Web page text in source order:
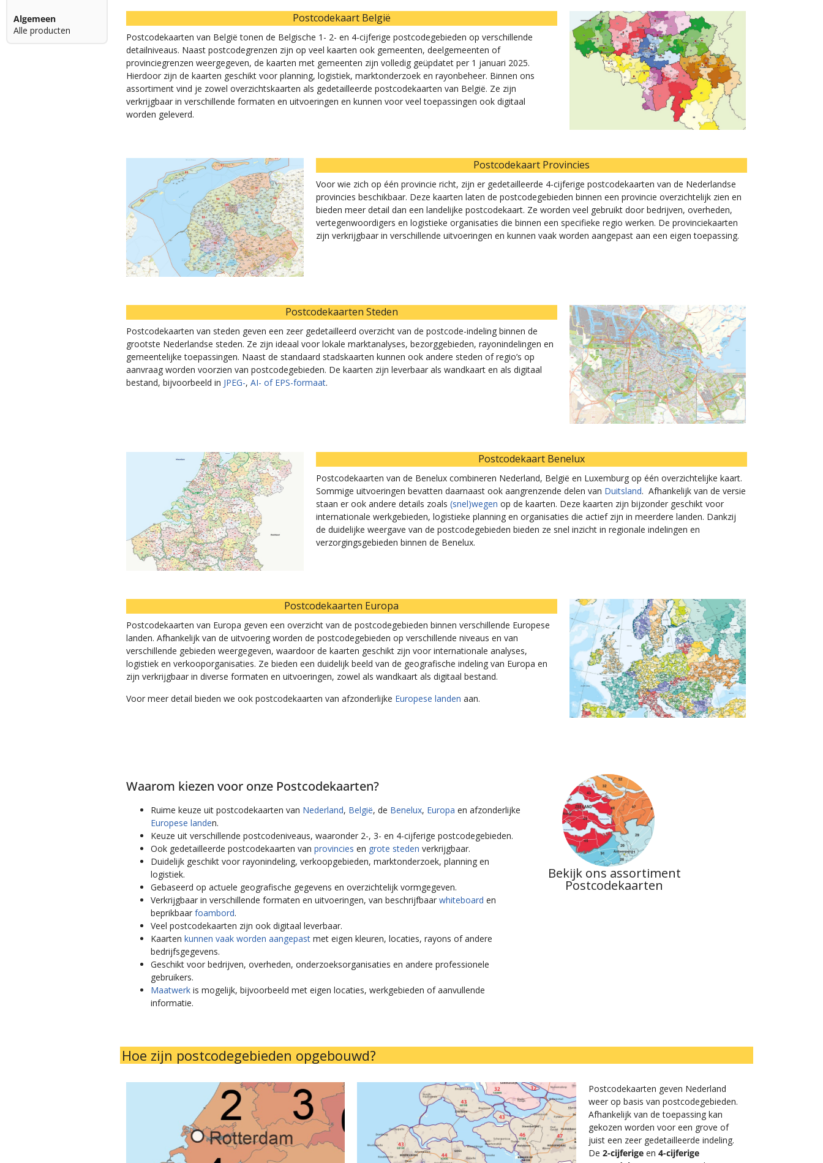
Algemeen
Alle producten
Postcodekaart België
Postcodekaarten van België tonen de Belgische 1- 2- en 4-cijferige postcodegebieden op verschillende
detailniveaus. Naast postcodegrenzen zijn op veel kaarten ook gemeenten, deelgemeenten of
provinciegrenzen weergegeven, de kaarten met gemeenten zijn volledig geüpdatet per 1 januari 2025.
Hierdoor zijn de kaarten geschikt voor planning, logistiek, marktonderzoek en rayonbeheer. Binnen ons
assortiment vind je zowel overzichtskaarten als gedetailleerde postcodekaarten van België. Ze zijn
verkrijgbaar in verschillende formaten en uitvoeringen en kunnen voor veel toepassingen ook digitaal
worden geleverd.
Postcodekaart Provincies
Voor wie zich op één provincie richt, zijn er gedetailleerde 4-cijferige postcodekaarten van de Nederlandse
provincies beschikbaar. Deze kaarten laten de postcodegebieden binnen een provincie overzichtelijk zien en
bieden meer detail dan een landelijke postcodekaart. Ze worden veel gebruikt door bedrijven, overheden,
vertegenwoordigers en logistieke organisaties die binnen een specifieke regio werken. De provinciekaarten
zijn verkrijgbaar in verschillende uitvoeringen en kunnen vaak worden aangepast aan een eigen toepassing.
Postcodekaarten Steden
Postcodekaarten van steden geven een zeer gedetailleerd overzicht van de postcode-indeling binnen de
grootste Nederlandse steden. Ze zijn ideaal voor lokale marktanalyses, bezorggebieden, rayonindelingen en
gemeentelijke toepassingen. Naast de standaard stadskaarten kunnen ook andere steden of regio’s op
aanvraag worden voorzien van postcodegebieden. De kaarten zijn leverbaar als wandkaart en als digitaal
bestand, bijvoorbeeld in JPEG-, AI- of EPS-formaat.
Postcodekaart Benelux
Postcodekaarten van de Benelux combineren Nederland, België en Luxemburg op één overzichtelijke kaart.
Sommige uitvoeringen bevatten daarnaast ook aangrenzende delen van Duitsland. Afhankelijk van de versie
staan er ook andere details zoals(snel)wegen op de kaarten. Deze kaarten zijn bijzonder geschikt voor
internationale werkgebieden, logistieke planning en organisaties die actief zijn in meerdere landen. Dankzij
de duidelijke weergave van de postcodegebieden bieden ze snel inzicht in regionale indelingen en
verzorgingsgebieden binnen de Benelux.
Postcodekaarten Europa
Postcodekaarten van Europa geven een overzicht van de postcodegebieden binnen verschillende Europese
landen. Afhankelijk van de uitvoering worden de postcodegebieden op verschillende niveaus en van
verschillende gebieden weergegeven, waardoor de kaarten geschikt zijn voor internationale analyses,
logistiek en verkooporganisaties. Ze bieden een duidelijk beeld van de geografische indeling van Europa en
zijn verkrijgbaar in diverse formaten en uitvoeringen, zowel als wandkaart als digitaal bestand.
Voor meer detail bieden we ook postcodekaarten van afzonderlijke Europese landen aan.
Waarom kiezen voor onze Postcodekaarten?
Ruime keuze uit postcodekaarten van Nederland, België, de Benelux, Europa en afzonderlijke
Europese landen.
Keuze uit verschillende postcodeniveaus, waaronder 2-, 3- en 4-cijferige postcodegebieden.
Ook gedetailleerde postcodekaarten van provincies en grote steden verkrijgbaar.
Duidelijk geschikt voor rayonindeling, verkoopgebieden, marktonderzoek, planning en
logistiek.
Gebaseerd op actuele geografische gegevens en overzichtelijk vormgegeven.
Verkrijgbaar in verschillende formaten en uitvoeringen, van beschrijfbaar whiteboard en
beprikbaar foambord.
Veel postcodekaarten zijn ook digitaal leverbaar.
Kaarten kunnen vaak worden aangepast met eigen kleuren, locaties, rayons of andere
bedrijfsgegevens.
Geschikt voor bedrijven, overheden, onderzoeksorganisaties en andere professionele
gebruikers.
Maatwerk is mogelijk, bijvoorbeeld met eigen locaties, werkgebieden of aanvullende
informatie.
Bekijk ons assortiment
Postcodekaarten
Hoe zijn postcodegebieden opgebouwd?
Postcodekaarten geven Nederland
weer op basis van postcodegebieden.
Afhankelijk van de toepassing kan
gekozen worden voor een grove of
juist een zeer gedetailleerde indeling.
De 2-cijferigeen 4-cijferige